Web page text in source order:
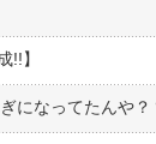
!!】
になってたんや？